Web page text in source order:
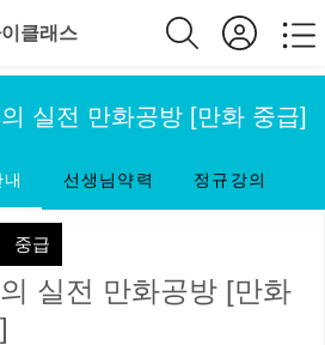
클래스
실전 만화공방 [만화 중급]
선생님약력 정규강의
중급
실전 만화공방 [만화